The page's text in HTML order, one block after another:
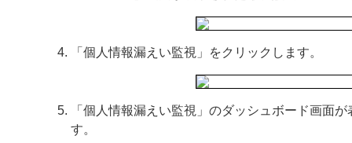
「個人情報漏えい監視」をクリックします。
「個人情報漏えい監視」のダッシュボード画面
す。